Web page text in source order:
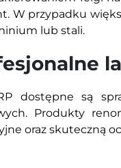
W przypadku
lub stali.
dostępne są
Produkty
oraz skuteczną